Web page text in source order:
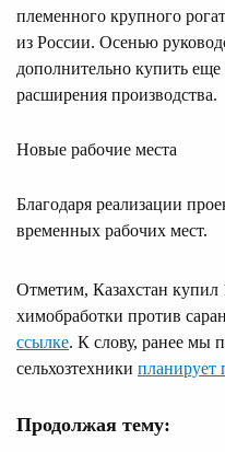
племенного крупного
из России. Осенью
дополнительно купить
расширения производства.
Новые рабочие места
Благодаря реализации
временных рабочих мест.
Отметим, Казахстан купил
химобработки против
ссылке. К слову, ранее мы
сельхозтехники планирует
Продолжая тему: